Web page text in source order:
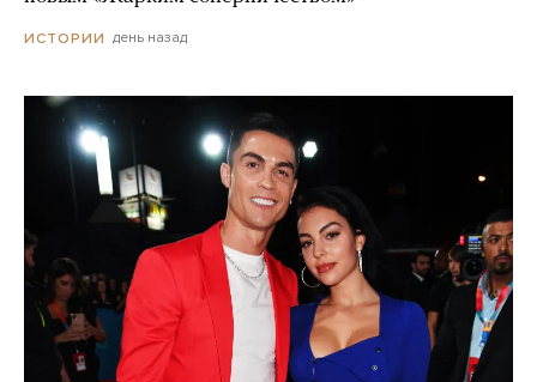
ИСТОРИИ день назад